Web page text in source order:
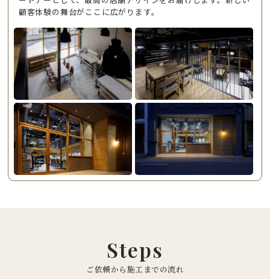
顧客体験の舞台がここに広がります。
Steps
ご依頼から施工までの流れ